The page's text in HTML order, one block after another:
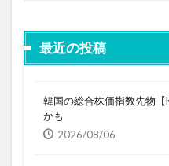
最近の投稿
韓国の総合株価指数先物
かも
2026/08/06